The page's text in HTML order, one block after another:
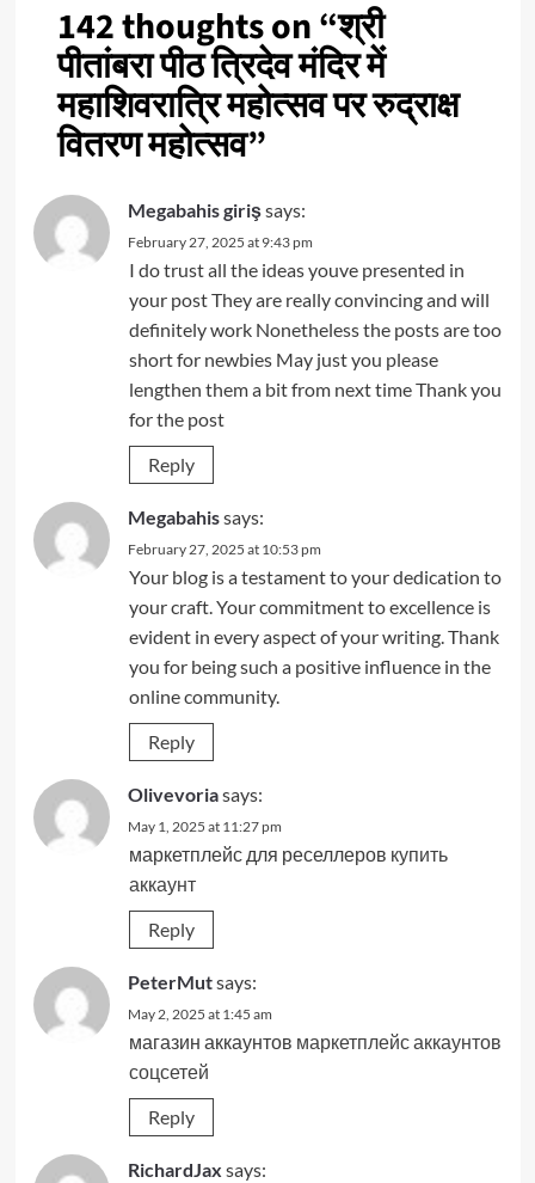
142 thoughts on “श्री
पीतांबरा पीठ त्रिदेव मंदिर में
महाशिवरात्रि महोत्सव पर रुद्राक्ष
वितरण महोत्सव”
Megabahis girişsays:
February 27, 2025 at 9:43 pm
I do trust all the ideas youve presented in
your post They are really convincing and will
definitely work Nonetheless the posts are too
short for newbies May just you please
lengthen them a bit from next time Thank you
for the post
Reply
Megabahissays:
February 27, 2025 at 10:53 pm
Your blog is a testament to your dedication to
your craft. Your commitment to excellence is
evident in every aspect of your writing. Thank
you for being such a positive influence in the
online community.
Reply
Olivevoriasays:
May 1, 2025 at 11:27 pm
маркетплейс для реселлеров купить
аккаунт
Reply
PeterMutsays:
May 2, 2025 at 1:45 am
магазин аккаунтов маркетплейс аккаунтов
соцсетей
Reply
RichardJax says: